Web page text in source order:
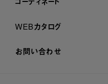
WEBカタログ
お問い合わせ